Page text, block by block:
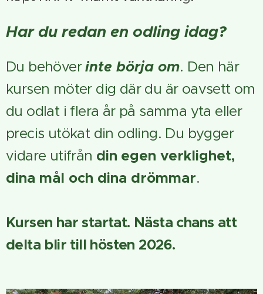
Har du redan en odling idag?
Du behöverinte börja om. Den här
kursen möter dig där du är oavsett om
du odlat i flera år på samma yta eller
precis utökat din odling. Du bygger
vidare utifrån din egen verklighet,
dina mål och dina drömmar.
Kursen har startat. Nästa chans att
delta blir till hösten 2026.